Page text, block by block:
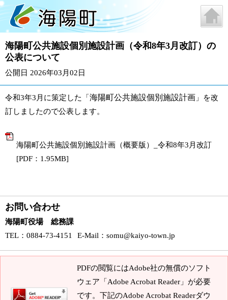
海陽町公共施設個別施設計画（令和8年3月改訂）の
公表について
公開日 2026年03月02日
令和3年3月に策定した「 海陽町公共施設個別施設計画 」を改
訂しましたので公表します。
海陽町公共施設個別施設計画（概要版）_令和8年3月改訂
[PDF：1.95MB]
お問い合わせ
海陽町役場 総務課
TEL ：0884-73-4151 E-Mail ： somu@kaiyo-town.jp
PDFの閲覧にはAdobe社の無償のソフト
ウェア「Adobe Acrobat Reader」が必要
です。下記のAdobe Acrobat Readerダウ